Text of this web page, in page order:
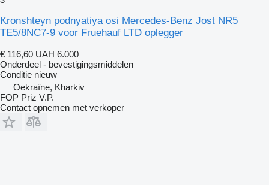
Kronshteyn podnyatiya osi Mercedes-Benz Jost NR5
TE5/8NC7-9 voor Fruehauf LTD oplegger
€ 116,60 UAH 6.000
Onderdeel - bevestigingsmiddelen
Conditie nieuw
Oekraïne, Kharkiv
FOP Priz V.P.
Contact opnemen met verkoper